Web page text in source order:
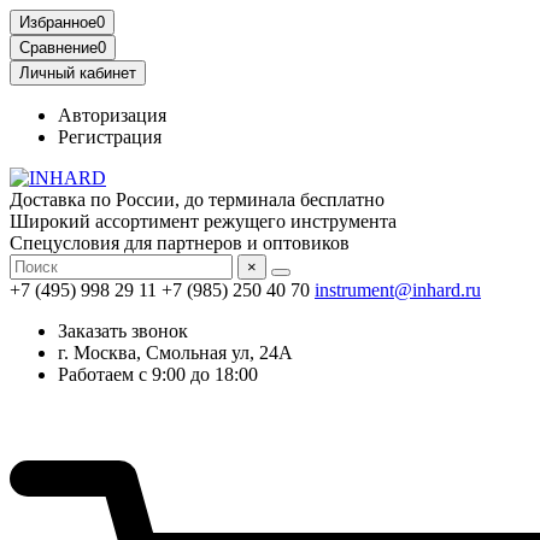
Избранное0
Сравнение0
Личный кабинет
Авторизация
Регистрация
Доставка по России, до терминала бесплатно
Широкий ассортимент режущего инструмента
Спецусловия для партнеров и оптовиков
×
+7 (495) 998 29 11 +7 (985) 250 40 70 instrument@inhard.ru
Заказать звонок
г. Москва, Смольная ул, 24А
Работаем с 9:00 до 18:00